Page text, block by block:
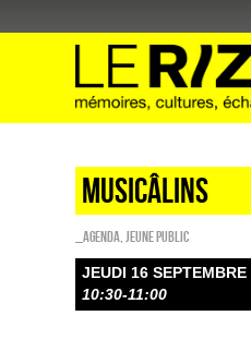
Musicâlins
_Agenda Jeune public
JEUDI 16 SEPTEMBRE
10:30-11:00